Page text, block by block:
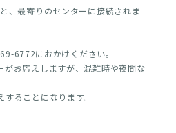
、最寄りのセンターに接続されま
6772におかけください。
お応えしますが、混雑時や夜間な
ることになります。